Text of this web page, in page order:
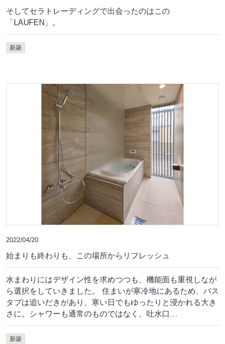
そしてセラトレーディングで出会ったのはこの
「LAUFEN」。
新築
2022/04/20
始まりも終わりも、この場所からリフレッシュ
水まわりにはデザイン性を求めつつも、機能面も重視しなが
ら選択をしていきました。 住まいが寒冷地にあるため、バス
タブは追いだきがあり、寒い日でもゆったりと浸かれる大き
さに。シャワーも通常のものではなく、吐水口…
新築